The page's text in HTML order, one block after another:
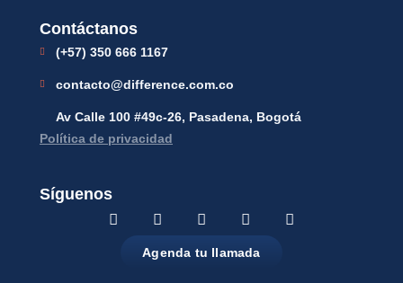
Contáctanos
(+57) 350 666 1167
contacto@difference.com.co
Av Calle 100 #49c-26, Pasadena, Bogotá
Política de privacidad
Síguenos
Agenda tu llamada